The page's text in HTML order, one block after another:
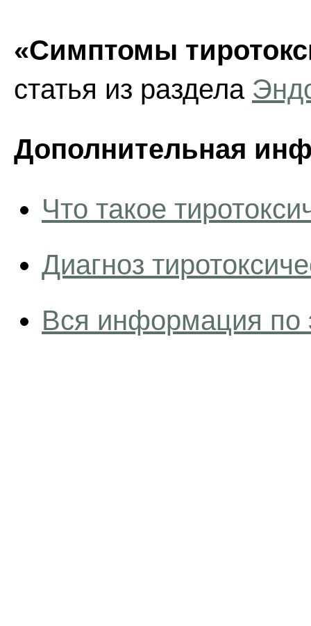
«Симптомы
статья из раздела
Дополнительная
Что такое
Диагноз
Вся информация по